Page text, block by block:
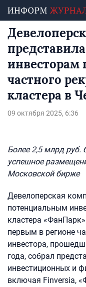
инвесторам
частного
кластера в
09 октября 2025, 6:36
Более 2,5 млрд руб.
успешное
Московской бирже
Девелоперская
потенциальным
кластера
первым в регионе
инвестора,
года, собрал
инвестиционных и
включая Finversia,